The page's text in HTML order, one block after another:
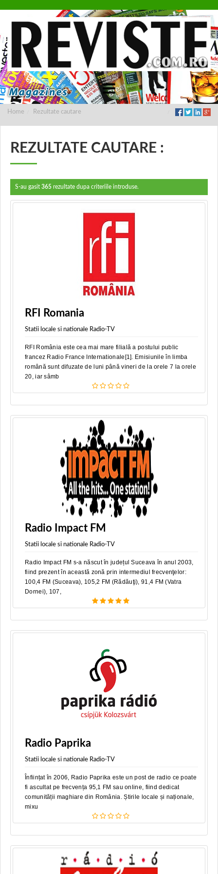
Home Rezultate cautare
REZULTATE CAUTARE :
S-au gasit 365 rezultate dupa criteriile introduse.
RFI Romania
Statii locale si nationale Radio-TV
RFI România este cea mai mare filială a postului public
francez Radio France Internationale[1]. Emisiunile în limba
română sunt difuzate de luni până vineri de la orele 7 la orele
20, iar sâmb
Radio Impact FM
Statii locale si nationale Radio-TV
Radio Impact FM s-a născut în județul Suceava în anul 2003,
fiind prezent în această zonă prin intermediul frecvenţelor:
100,4 FM (Suceava), 105,2 FM (Rădăuţi), 91,4 FM (Vatra
Dornei), 107,
Radio Paprika
Statii locale si nationale Radio-TV
Înființat în 2006, Radio Paprika este un post de radio ce poate
fi ascultat pe frecvența 95,1 FM sau online, fiind dedicat
comunității maghiare din România. Știrile locale și naționale,
mixu